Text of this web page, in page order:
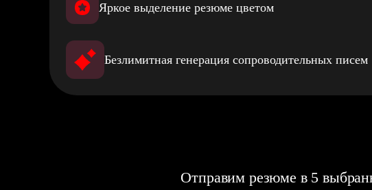
Яркое выделение резюме цветом
Безлимитная генерация сопроводительных писем
Отправим резюме в 5